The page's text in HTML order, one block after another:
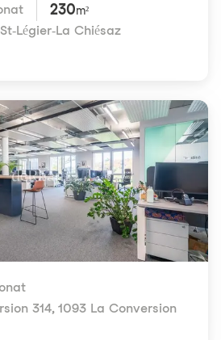
230m²
Légier-La Chiésaz
314, 1093 La Conversion